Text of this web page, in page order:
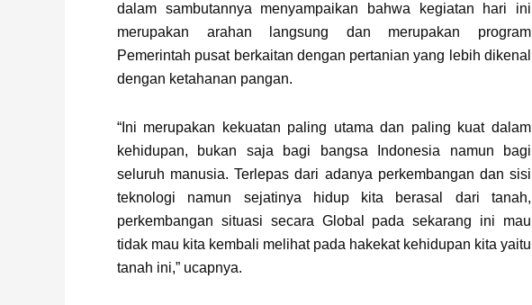
dalam sambutannya menyampaikan bahwa kegiatan hari ini
merupakan arahan langsung dan merupakan program
Pemerintah pusat berkaitan dengan pertanian yang lebih dikenal
dengan ketahanan pangan.
“Ini merupakan kekuatan paling utama dan paling kuat dalam
kehidupan, bukan saja bagi bangsa Indonesia namun bagi
seluruh manusia. Terlepas dari adanya perkembangan dan sisi
teknologi namun sejatinya hidup kita berasal dari tanah,
perkembangan situasi secara Global pada sekarang ini mau
tidak mau kita kembali melihat pada hakekat kehidupan kita yaitu
tanah ini,” ucapnya.